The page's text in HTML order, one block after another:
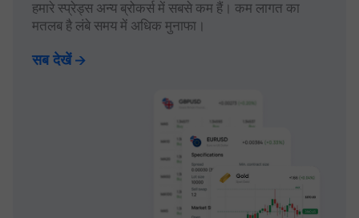
हमारे स्प्रेड्स अन्य ब्रोकर्स में सबसे कम हैं। कम लागत का
मतलब है लंबे समय में अधिक मुनाफा।
सब देखें